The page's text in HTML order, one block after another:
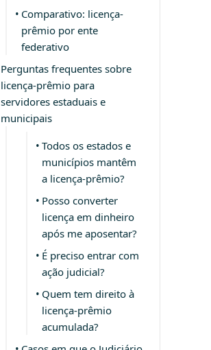
Comparativo: licença-
prêmio por ente
federativo
Perguntas frequentes sobre
licença-prêmio para
servidores estaduais e
municipais
Todos os estados e
municípios mantêm
a licença-prêmio?
Posso converter
licença em dinheiro
após me aposentar?
É preciso entrar com
ação judicial?
Quem tem direito à
licença-prêmio
acumulada?